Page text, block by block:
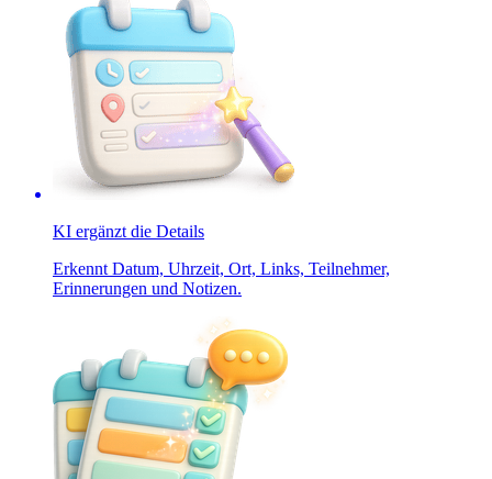
KI ergänzt die Details
Erkennt Datum, Uhrzeit, Ort, Links, Teilnehmer,
Erinnerungen und Notizen.